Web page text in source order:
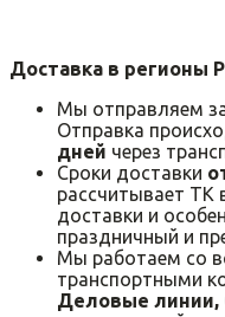
Доставка в регионы
Мы отправляем
Отправка
дней через
Сроки доставки
рассчитывает ТК
доставки и
праздничный и
Мы работаем со
транспортными
Деловые линии,